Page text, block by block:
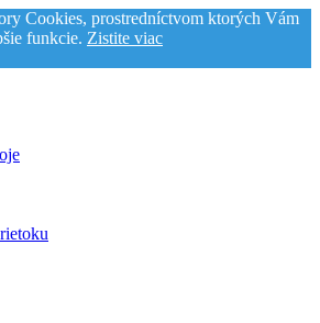
Cookies, prostredníctvom ktorých Vám
funkcie. Zistite viac